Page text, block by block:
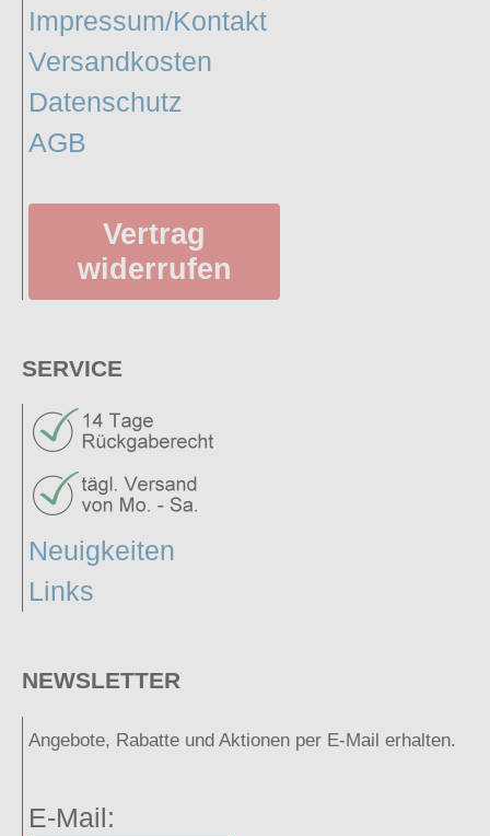
Impressum/Kontakt
Versandkosten
Datenschutz
AGB
Vertrag
widerrufen
SERVICE
Neuigkeiten
Links
NEWSLETTER
Angebote, Rabatte und Aktionen per E-Mail erhalten.
E-Mail: